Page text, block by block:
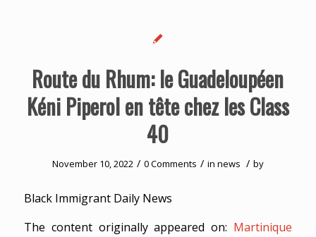
Route du Rhum: le Guadeloupéen
Kéni Piperol en tête chez les Class
40
November 10, 2022 / 0 Comments / in news / by
Black Immigrant Daily News
The content originally appeared on: Martinique